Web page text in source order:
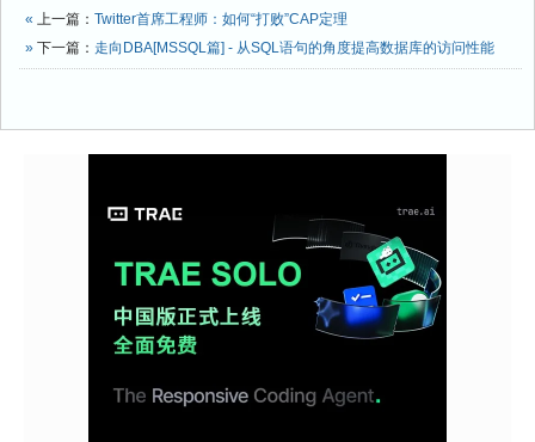
« 上一篇： Twitter首席工程师：如何“打败”CAP定理
» 下一篇： 走向DBA[MSSQL篇] - 从SQL语句的角度提高数据库的访问性能